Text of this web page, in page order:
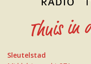
Sleutelstad